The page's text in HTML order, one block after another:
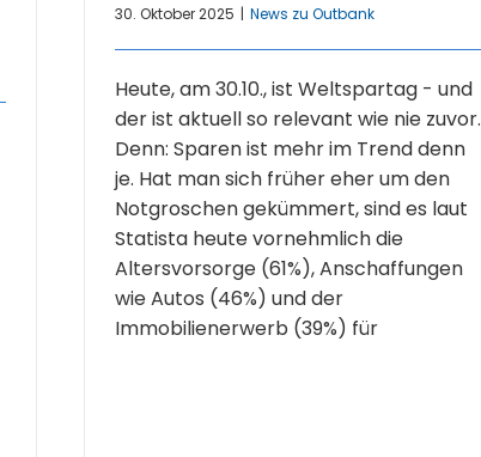
30. Oktober 2025 | News zu Outbank
Heute, am 30.10., ist Weltspartag - und
der ist aktuell so relevant wie nie zuvor.
Denn: Sparen ist mehr im Trend denn
je. Hat man sich früher eher um den
Notgroschen gekümmert, sind es laut
Statista heute vornehmlich die
Altersvorsorge (61%), Anschaffungen
wie Autos (46%) und der
Immobilienerwerb (39%) für